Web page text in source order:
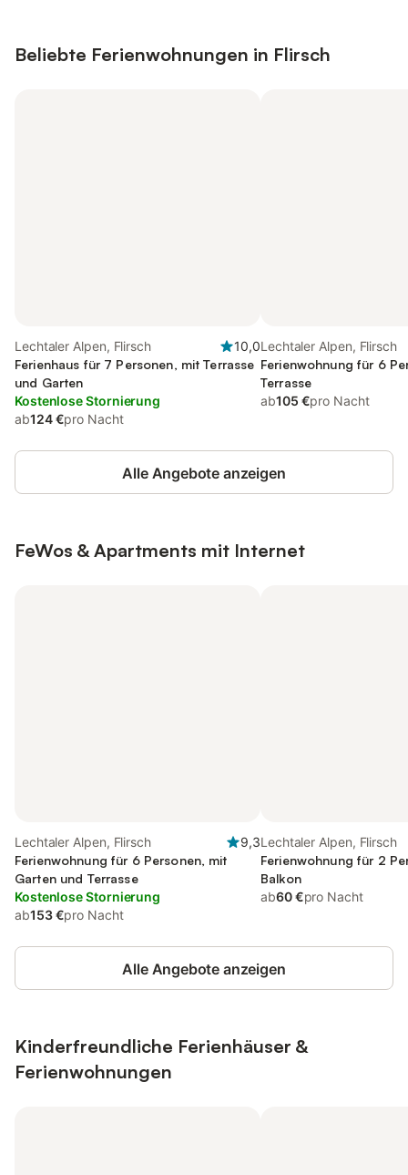
Beliebte Ferienwohnungen in Flirsch
Lechtaler Alpen, Flirsch
10,0
Ferienhaus für 7 Personen, mit Terrasse
und Garten
Kostenlose Stornierung
ab124 €pro Nacht
Lechtaler Alpen, Flirsch
Ferienwohnung für 6
Terrasse
ab105 €pro Nacht
Alle Angebote anzeigen
FeWos & Apartments mit Internet
Lechtaler Alpen, Flirsch
9,3
Ferienwohnung für 6 Personen, mit
Garten und Terrasse
Kostenlose Stornierung
ab153 €pro Nacht
Lechtaler Alpen, Flirsch
Ferienwohnung für 2
Balkon
ab60 €pro Nacht
Alle Angebote anzeigen
Kinderfreundliche Ferienhäuser &
Ferienwohnungen